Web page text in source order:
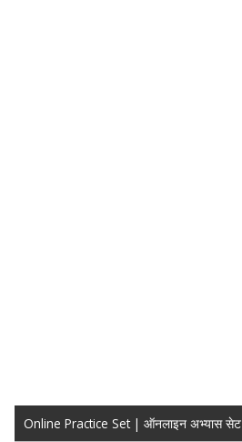
Online Practice Set | ऑनलाइन अभ्यास सेट